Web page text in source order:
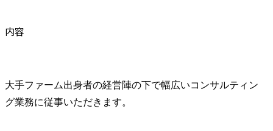
内容
大手ファーム出身者の経営陣の下で幅広いコンサルティン
グ業務に従事いただきます。